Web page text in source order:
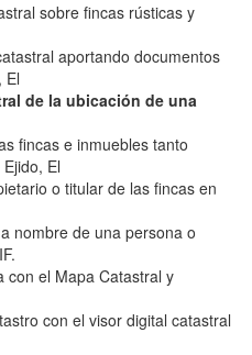
sobre fincas rústicas y
aportando documentos
El
de la ubicación de una
fincas e inmuebles tanto
El
o titular de las fincas en
nombre de una persona o
con el Mapa Catastral y
con el visor digital catastral